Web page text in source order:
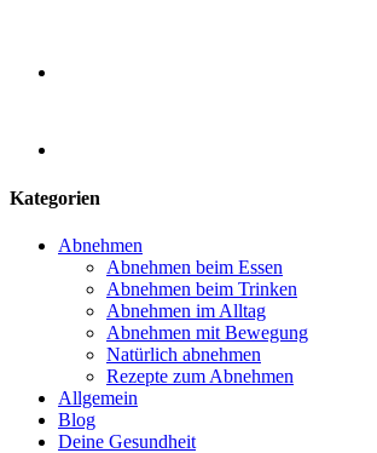
Kategorien
Abnehmen
Abnehmen beim Essen
Abnehmen beim Trinken
Abnehmen im Alltag
Abnehmen mit Bewegung
Natürlich abnehmen
Rezepte zum Abnehmen
Allgemein
Blog
Deine Gesundheit